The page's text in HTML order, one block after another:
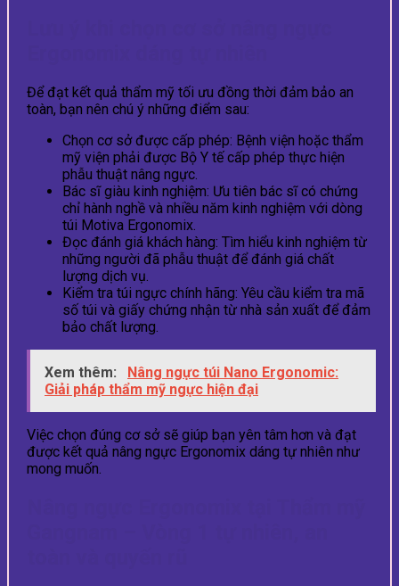
Để đạt kết quả thẩm mỹ tối ưu đồng thời đảm bảo an
toàn, bạn nên chú ý những điểm sau:
Chọn cơ sở được cấp phép: Bệnh viện hoặc thẩm
mỹ viện phải được Bộ Y tế cấp phép thực hiện
phẫu thuật nâng ngực.
Bác sĩ giàu kinh nghiệm: Ưu tiên bác sĩ có chứng
chỉ hành nghề và nhiều năm kinh nghiệm với dòng
túi Motiva Ergonomix.
Đọc đánh giá khách hàng: Tìm hiểu kinh nghiệm từ
những người đã phẫu thuật để đánh giá chất
lượng dịch vụ.
Kiểm tra túi ngực chính hãng: Yêu cầu kiểm tra mã
số túi và giấy chứng nhận từ nhà sản xuất để đảm
bảo chất lượng.
Xem thêm:
Nâng ngực túi Nano Ergonomic:
Giải pháp thẩm mỹ ngực hiện đại
Việc chọn đúng cơ sở sẽ giúp bạn yên tâm hơn và đạt
được kết quả nâng ngực Ergonomix dáng tự nhiên như
mong muốn.